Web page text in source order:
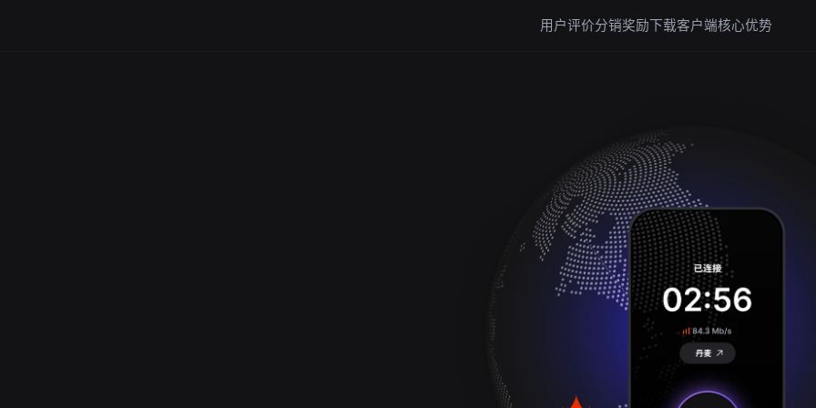
用户评价分销奖励下载客户端核心优势